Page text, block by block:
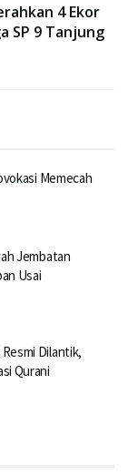
4 Ekor
SP 9 Tanjung
Memecah
Jembatan
Usai
Dilantik,
Qurani